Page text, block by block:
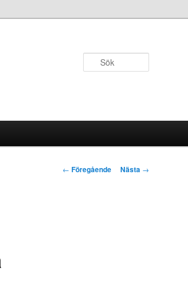
Inläggsnavigering
← Föregående Nästa →